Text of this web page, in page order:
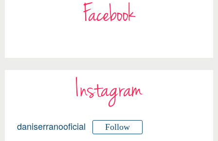
Facebook
Instagram
daniserranooficial Follow